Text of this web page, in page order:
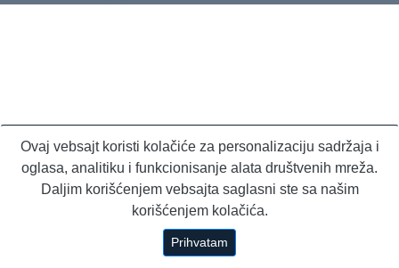
Ovaj vebsajt koristi kolačiće za personalizaciju sadržaja i
oglasa, analitiku i funkcionisanje alata društvenih mreža.
Daljim korišćenjem vebsajta saglasni ste sa našim
korišćenjem kolačića.
Prihvatam